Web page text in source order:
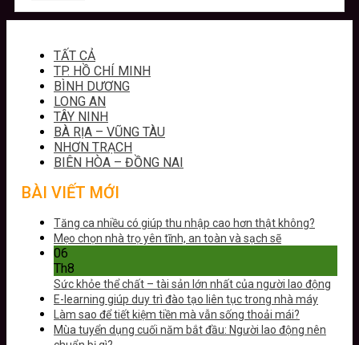
TẤT CẢ
TP. HỒ CHÍ MINH
BÌNH DƯƠNG
LONG AN
TÂY NINH
BÀ RỊA – VŨNG TÀU
NHƠN TRẠCH
BIÊN HÒA – ĐỒNG NAI
BÀI VIẾT MỚI
Tăng ca nhiều có giúp thu nhập cao hơn thật không?
Mẹo chọn nhà trọ yên tĩnh, an toàn và sạch sẽ
06
Th8
Sức khỏe thể chất – tài sản lớn nhất của người lao động
E-learning giúp duy trì đào tạo liên tục trong nhà máy
Làm sao để tiết kiệm tiền mà vẫn sống thoải mái?
Mùa tuyển dụng cuối năm bắt đầu: Người lao động nên